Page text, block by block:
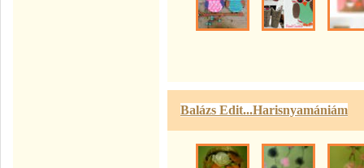
Balázs Edit...Harisnyamániám